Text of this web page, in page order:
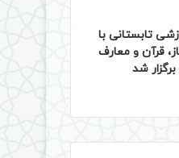
تابستانی با
قرآن و معارف
شد